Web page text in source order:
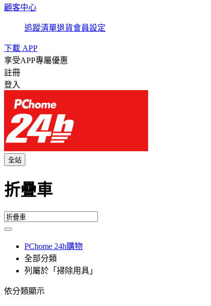
顧客中心
追蹤清單退貨會員設定
下載 APP
享受APP專屬優惠
註冊
登入
全站
折疊車
PChome 24h購物
全部分類
列屬於「掃除用具」
依分類顯示